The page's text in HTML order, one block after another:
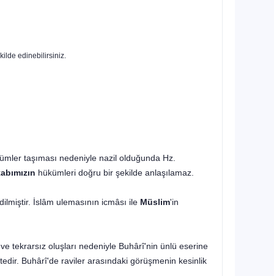
edinebilirsiniz.
taşıması nedeniyle nazil olduğunda Hz.
hükümleri doğru bir şekilde anlaşılamaz.
İslâm ulemasının icmâsı ile Müslim'in
tekrarsız oluşları nedeniyle Buhârî'nin ünlü eserine
Buhârî'de raviler arasındaki görüşmenin kesinlik